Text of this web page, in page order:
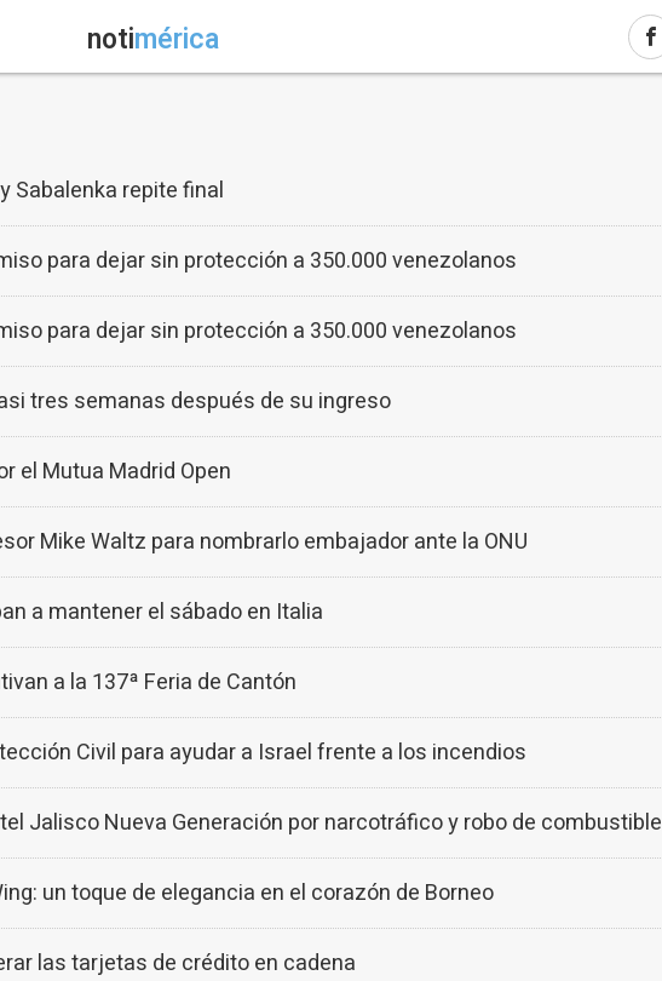
notimérica
Sabalenka repite final
para dejar sin protección a 350.000 venezolanos
para dejar sin protección a 350.000 venezolanos
tres semanas después de su ingreso
el Mutua Madrid Open
Mike Waltz para nombrarlo embajador ante la ONU
a mantener el sábado en Italia
a la 137ª Feria de Cantón
Civil para ayudar a Israel frente a los incendios
Jalisco Nueva Generación por narcotráfico y robo de combustible
un toque de elegancia en el corazón de Borneo
las tarjetas de crédito en cadena